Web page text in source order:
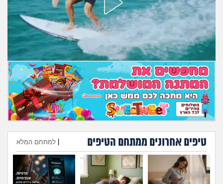
גאווה
טיפים אחרונים ממתחם הטיפים למתחם המלא
הוספת טיפ